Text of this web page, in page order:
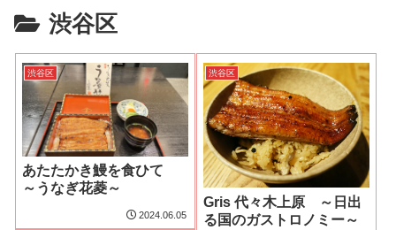
渋谷区
渋谷区
あたたかき鰻を食ひて
～うなぎ花菱～
2024.06.05
渋谷区
Gris 代々木上原 ～日出
る国のガストロノミー～